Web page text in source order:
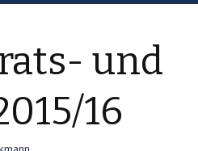
und
16